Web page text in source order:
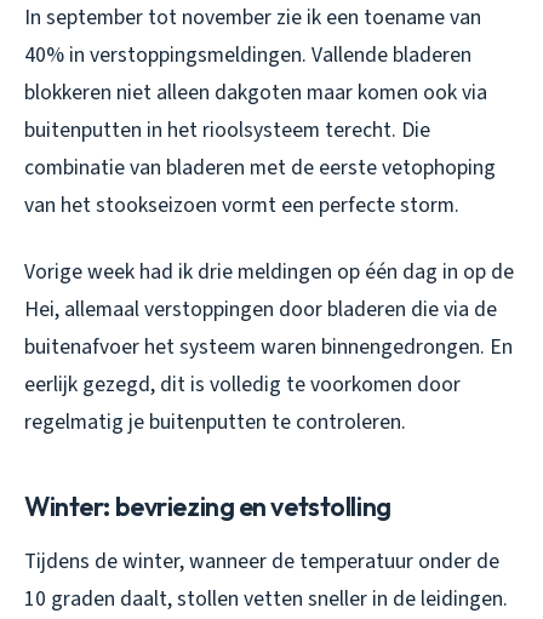
In september tot november zie ik een toename van
40% in verstoppingsmeldingen. Vallende bladeren
blokkeren niet alleen dakgoten maar komen ook via
buitenputten in het rioolsysteem terecht. Die
combinatie van bladeren met de eerste vetophoping
van het stookseizoen vormt een perfecte storm.
Vorige week had ik drie meldingen op één dag in op de
Hei, allemaal verstoppingen door bladeren die via de
buitenafvoer het systeem waren binnengedrongen. En
eerlijk gezegd, dit is volledig te voorkomen door
regelmatig je buitenputten te controleren.
Winter: bevriezing en vetstolling
Tijdens de winter, wanneer de temperatuur onder de
10 graden daalt, stollen vetten sneller in de leidingen.